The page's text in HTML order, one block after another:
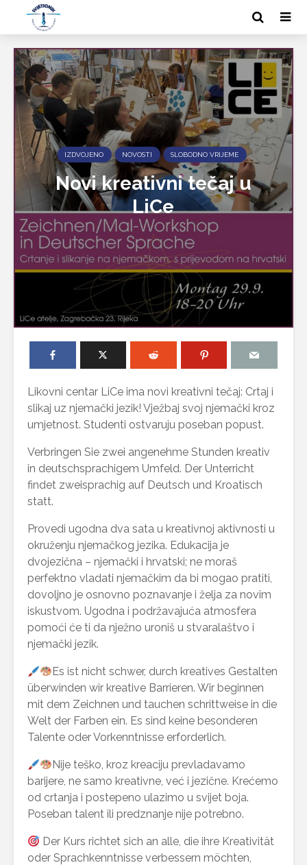
IZDVOJENO NOVOSTI SLOBODNO VRIJEME
Novi kreativni tečaj u
LiCe
Likovni centar LiCe ima novi kreativni tečaj: Crtaj i
slikaj uz njemački jezik! Vježbaj svoj njemački kroz
umjetnost. Studenti ostvaruju poseban popust.
Verbringen Sie zwei angenehme Stunden kreativ
in deutschsprachigem Umfeld. Der Unterricht
findet zweisprachig auf Deutsch und Kroatisch
statt.
Provedi ugodna dva sata u kreativnoj aktivnosti u
okruženju njemačkog jezika. Edukacija je
dvojezična – njemački i hrvatski; ne moraš
perfektno vladati njemačkim da bi mogao pratiti,
dovoljno je osnovno poznavanje i želja za novim
iskustvom. Ugodna i podržavajuća atmosfera
pomoći će ti da nježno uroniš u stvaralaštvo i
njemački jezik.
Es ist nicht schwer, durch kreatives Gestalten
überwinden wir kreative Barrieren. Wir beginnen
mit dem Zeichnen und tauchen schrittweise in die
Welt der Farben ein. Es sind keine besonderen
Talente oder Vorkenntnisse erforderlich.
Nije teško, kroz kreaciju prevladavamo
barijere, ne samo kreativne, već i jezične. Krećemo
od crtanja i postepeno ulazimo u svijet boja.
Poseban talent ili predznanje nije potrebno.
Der Kurs richtet sich an alle, die ihre Kreativität
oder Sprachkenntnisse verbessern möchten,